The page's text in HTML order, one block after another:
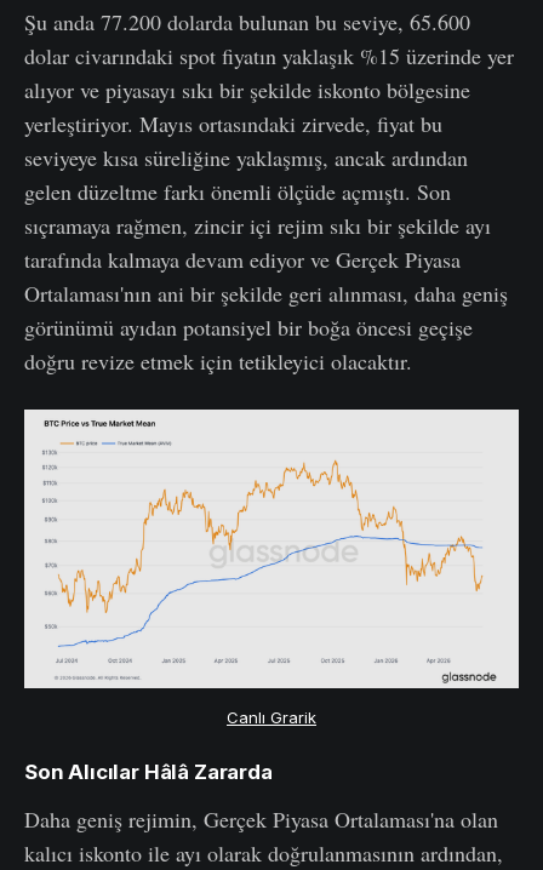
Şu anda 77.200 dolarda bulunan bu seviye, 65.600
dolar civarındaki spot fiyatın yaklaşık %15 üzerinde yer
alıyor ve piyasayı sıkı bir şekilde iskonto bölgesine
yerleştiriyor. Mayıs ortasındaki zirvede, fiyat bu
seviyeye kısa süreliğine yaklaşmış, ancak ardından
gelen düzeltme farkı önemli ölçüde açmıştı. Son
sıçramaya rağmen, zincir içi rejim sıkı bir şekilde ayı
tarafında kalmaya devam ediyor ve Gerçek Piyasa
Ortalaması'nın ani bir şekilde geri alınması, daha geniş
görünümü ayıdan potansiyel bir boğa öncesi geçişe
doğru revize etmek için tetikleyici olacaktır.
Canlı Grarik
Son Alıcılar Hâlâ Zararda
Daha geniş rejimin, Gerçek Piyasa Ortalaması'na olan
kalıcı iskonto ile ayı olarak doğrulanmasının ardından,